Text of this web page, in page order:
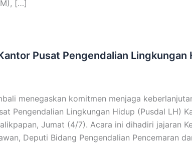
[…]
Pusat Pengendalian Lingkungan
menegaskan komitmen menjaga
Pengendalian Lingkungan Hidup (Pusdal LH)
Jumat (4/7). Acara ini dihadiri jajaran
Deputi Bidang Pengendalian Pencemaran